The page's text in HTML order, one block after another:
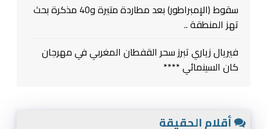
سقوط (الإمبراطور) بعد مطاردة متيرة و40 مذكرة بحث
تهز المنطقة ..
فيريال زياري تبرز سحر القفطان المغربي في مهرجان
كان السينمائي ****
أقلام الحقيقة